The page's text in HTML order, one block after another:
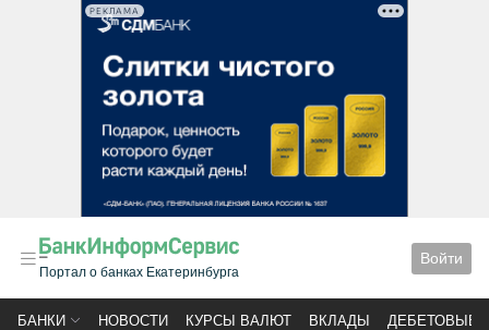
РЕКЛАМА
Портал о банках Екатеринбурга
Войти
БАНКИ НОВОСТИ КУРСЫ ВАЛЮТ ВКЛАДЫ ДЕБЕТОВЫЕ